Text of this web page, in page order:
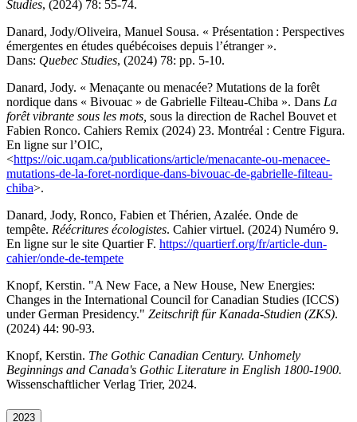
Studies, (2024) 78: 55‑74.
Danard, Jody/Oliveira, Manuel Sousa. « Présentation : Perspectives
émergentes en études québécoises depuis l’étranger ».
Dans: Quebec Studies, (2024) 78: pp. 5‑10.
Danard, Jody. « Menaçante ou menacée? Mutations de la forêt
nordique dans « Bivouac » de Gabrielle Filteau-Chiba ». Dans La
forêt vibrante sous les mots, sous la direction de Rachel Bouvet et
Fabien Ronco. Cahiers Remix (2024) 23. Montréal : Centre Figura.
En ligne sur l’OIC,
<https://oic.uqam.ca/publications/article/menacante-ou-menacee-
mutations-de-la-foret-nordique-dans-bivouac-de-gabrielle-filteau-
chiba>.
Danard, Jody, Ronco, Fabien et Thérien, Azalée. Onde de
tempête. Réécritures écologistes. Cahier virtuel. (2024) Numéro 9.
En ligne sur le site Quartier F. https://quartierf.org/fr/article-dun-
cahier/onde-de-tempete
Knopf, Kerstin. "A New Face, a New House, New Energies:
Changes in the International Council for Canadian Studies (ICCS)
under German Presidency." Zeitschrift für Kanada-Studien (ZKS).
(2024) 44: 90-93.
Knopf, Kerstin. The Gothic Canadian Century. Unhomely
Beginnings and Canada's Gothic Literature in English 1800-1900.
Wissenschaftlicher Verlag Trier, 2024.
2023